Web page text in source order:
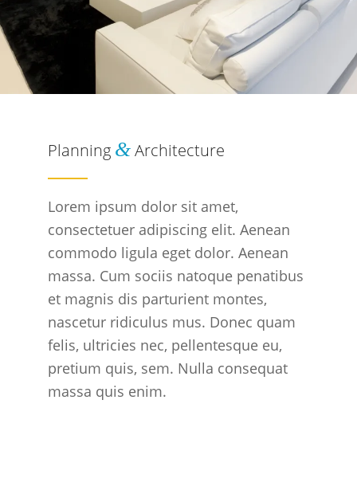
Planning &Architecture
Lorem ipsum dolor sit amet,
consectetuer adipiscing elit. Aenean
commodo ligula eget dolor. Aenean
massa. Cum sociis natoque penatibus
et magnis dis parturient montes,
nascetur ridiculus mus. Donec quam
felis, ultricies nec, pellentesque eu,
pretium quis, sem. Nulla consequat
massa quis enim.